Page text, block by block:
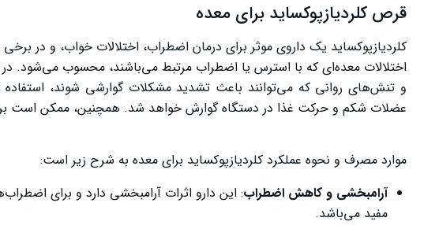
قرص کلردیازپوکساید برای معده
اختلالات معده‌ای که با استرس یا اضطراب مرتبط می‌باشند، محسوب می‌شود.
و تنش‌های روانی که می‌توانند باعث تشدید مشکلات گوارشی شوند،
عضلات شکم و حرکت غذا در دستگاه گوارش خواهد شد. همچنین، ممکن است
موارد مصرف و نحوه عملکرد کلردیازپوکساید برای معده به شرح زیر است:
آرامبخشی و کاهش اضطراب: این دارو اثرات آرامبخشی دارد و برای
مفید می‌باشد.